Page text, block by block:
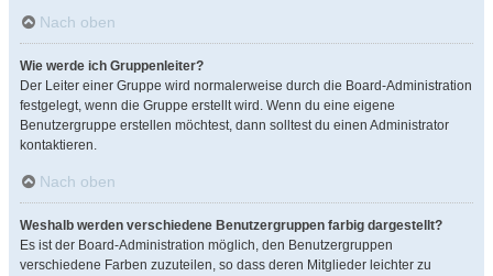
Nach oben
Wie werde ich Gruppenleiter?
Der Leiter einer Gruppe wird normalerweise durch die Board-Administration
festgelegt, wenn die Gruppe erstellt wird. Wenn du eine eigene
Benutzergruppe erstellen möchtest, dann solltest du einen Administrator
kontaktieren.
Nach oben
Weshalb werden verschiedene Benutzergruppen farbig dargestellt?
Es ist der Board-Administration möglich, den Benutzergruppen
verschiedene Farben zuzuteilen, so dass deren Mitglieder leichter zu